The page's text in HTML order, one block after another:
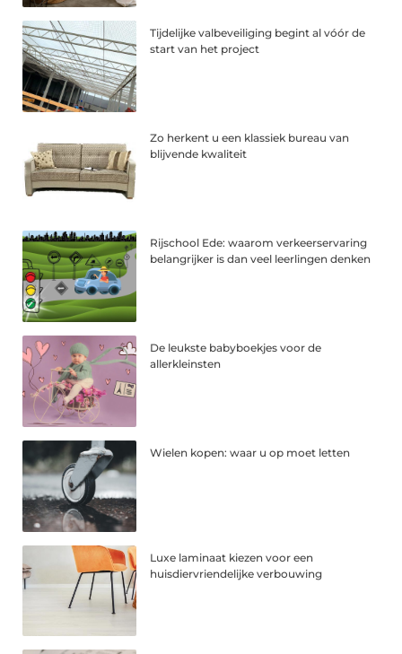
Tijdelijke valbeveiliging begint al vóór de
start van het project
Zo herkent u een klassiek bureau van
blijvende kwaliteit
Rijschool Ede: waarom verkeerservaring
belangrijker is dan veel leerlingen denken
De leukste babyboekjes voor de
allerkleinsten
Wielen kopen: waar u op moet letten
Luxe laminaat kiezen voor een
huisdiervriendelijke verbouwing